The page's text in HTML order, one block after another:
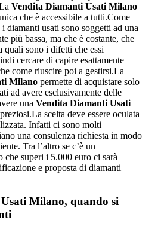
Vendita Diamanti Usati Milano
che è accessibile a tutti.Come
diamanti usati sono soggetti ad una
più bassa, ma che è costante, che
quali sono i difetti che essi
cercare di capire esattamente
come riuscire poi a gestirsi.La
Milanopermette di acquistare solo
ad avere esclusivamente delle
una Vendita Diamanti Usati
scelta deve essere oculata
Infatti ci sono molti
una consulenza richiesta in modo
Tra l’altro se c’è un
che superi i 5.000 euro ci sarà
e proposta di diamanti
Milano, quando si